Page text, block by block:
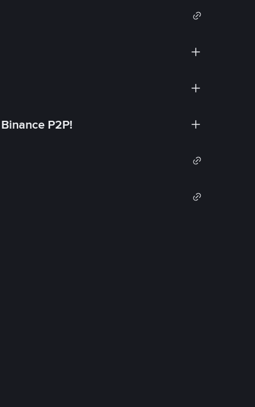
P2P!